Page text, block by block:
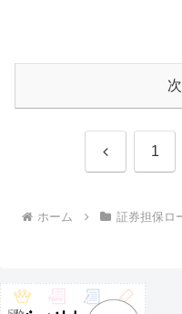
前 1
ホーム 証券担保ロ